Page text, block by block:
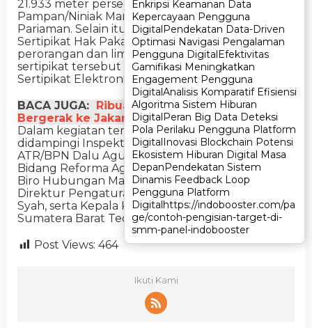
Enkripsi Keamanan Data
Kepercayaan Pengguna
DigitalPendekatan Data-Driven
Optimasi Navigasi Pengalaman
Pengguna DigitalEfektivitas
Gamifikasi Meningkatkan
Engagement Pengguna
DigitalAnalisis Komparatif Efisiensi
Algoritma Sistem Hiburan
DigitalPeran Big Data Deteksi
Pola Perilaku Pengguna Platform
DigitalInovasi Blockchain Potensi
Ekosistem Hiburan Digital Masa
DepanPendekatan Sistem
Dinamis Feedback Loop
Pengguna Platform
Digitalhttps://indobooster.com/pa
ge/contoh-pengisian-target-di-
smm-panel-indobooster
Enkripsi Keamanan Data
Kepercayaan Pengguna
DigitalPendekatan Data-Driven
Optimasi Navigasi Pengalaman
Pengguna DigitalEfektivitas
Gamifikasi Meningkatkan
Engagement Pengguna
DigitalAnalisis Komparatif Efisiensi
Algoritma Sistem Hiburan
DigitalPeran Big Data Deteksi
Pola Perilaku Pengguna Platform
DigitalInovasi Blockchain Potensi
Ekosistem Hiburan Digital Masa
DepanPendekatan Sistem
Dinamis Feedback Loop
Pengguna Platform
Digitalhttps://indobooster.com/pa
ge/contoh-pengisian-target-di-
smm-panel-indobooster
21.933 meter persegi kepada KAN V Koto Air
Pampan/Niniak Mamak Koto Pauh, Kota
Pariaman. Selain itu, juga diserahkan lima
Sertipikat Hak Pakai di atas HPL untuk
perorangan dan lima sertipikat wakaf. Seluruh
sertipikat tersebut diterbitkan dalam bentuk
Sertipikat Elektronik.
BACA JUGA: Ribuan ASN Kemenag Ciamis
Bergerak ke Jakarta Hadiri Dzikir Kebangsaan
Dalam kegiatan tersebut, Menteri Nusron
didampingi Inspektur Jenderal Kementerian
ATR/BPN Dalu Agung Darmawan, Staf Khusus
Bidang Reforma Agraria Rezka Oktoberia, Kepala
Biro Hubungan Masyarakat Harison Mocodompis,
Direktur Pengaturan Tanah Komunal Iskandar
Syah, serta Kepala Kantor Wilayah BPN Provinsi
Sumatera Barat Teddi Guspriadi.
Post Views: 464
Ikuti Kami